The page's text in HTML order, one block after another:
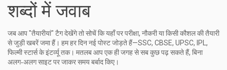
शब्दों में जवाब
जब आप "तैयारीयां" टैग देखेंगे तो सोचें कि यहाँ पर परीक्षा, नौकरी या किसी कौशल की तैयारी
से जुड़ी खबरें जमा हैं। हम हर दिन नई पोस्ट जोड़ते हैं—SSC, CBSE, UPSC, IPL,
फिल्मी स्टार्स के इंटर्व्यू तक। मतलब आप एक ही जगह से सब कुछ पढ़ सकते हैं, बिना
अलग‑अलग साइट पर जाकर समय बर्बाद किए।